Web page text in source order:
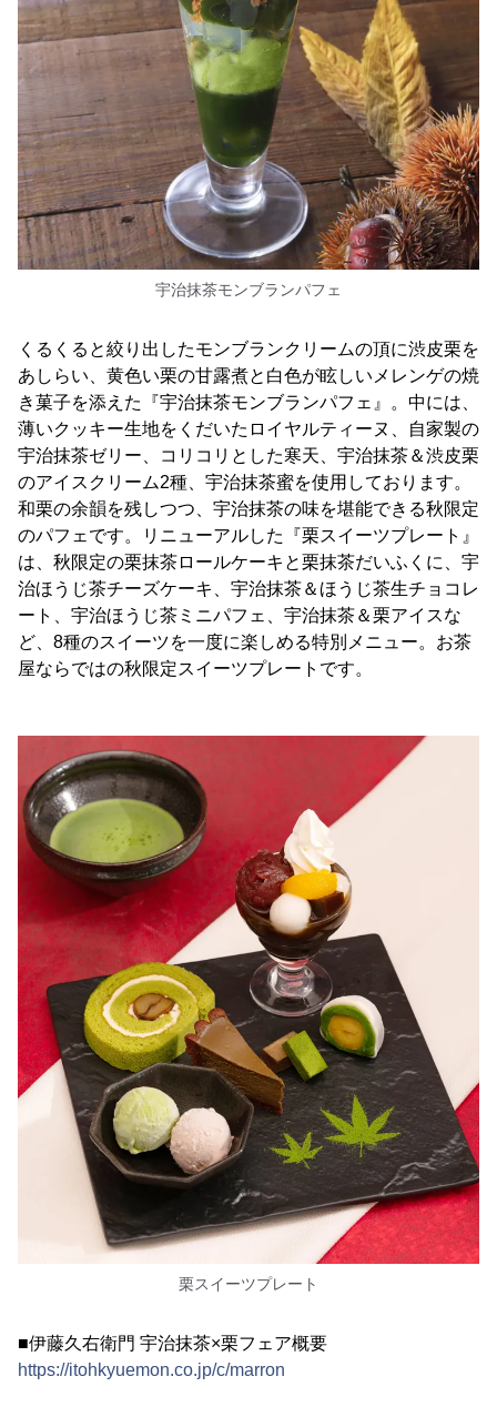
宇治抹茶モンブランパフェ
くるくると絞り出したモンブランクリームの頂に渋皮栗を
あしらい、黄色い栗の甘露煮と白色が眩しいメレンゲの焼
き菓子を添えた『宇治抹茶モンブランパフェ』。中には、
薄いクッキー生地をくだいたロイヤルティーヌ、自家製の
宇治抹茶ゼリー、コリコリとした寒天、宇治抹茶＆渋皮栗
のアイスクリーム2種、宇治抹茶蜜を使用しております。
和栗の余韻を残しつつ、宇治抹茶の味を堪能できる秋限定
のパフェです。リニューアルした『栗スイーツプレート』
は、秋限定の栗抹茶ロールケーキと栗抹茶だいふくに、宇
治ほうじ茶チーズケーキ、宇治抹茶＆ほうじ茶生チョコレ
ート、宇治ほうじ茶ミニパフェ、宇治抹茶＆栗アイスな
ど、8種のスイーツを一度に楽しめる特別メニュー。お茶
屋ならではの秋限定スイーツプレートです。
栗スイーツプレート
■伊藤久右衛門 宇治抹茶×栗フェア概要
https://itohkyuemon.co.jp/c/marron